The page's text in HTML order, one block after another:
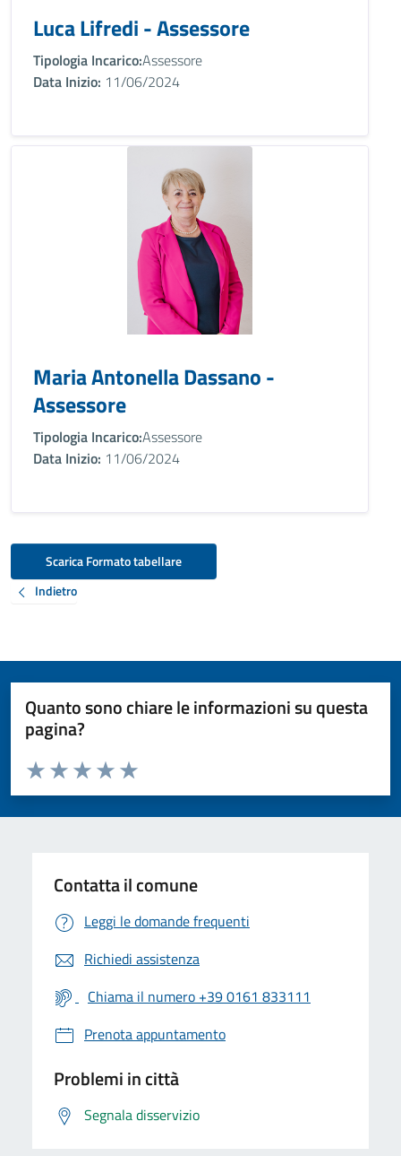
Luca Lifredi - Assessore
Tipologia Incarico:Assessore
Data Inizio: 11/06/2024
Maria Antonella Dassano -
Assessore
Tipologia Incarico:Assessore
Data Inizio: 11/06/2024
Scarica Formato tabellare
Indietro
Quanto sono chiare le informazioni su questa
pagina?
Valuta da 1 a 5 stelle la pagina
Valuta 5 stelle su 5
Valuta 4 stelle su 5
Valuta 3 stelle su 5
Valuta 2 stelle su 5
Valuta 1 stelle su 5
Contatta il comune
Leggi le domande frequenti
Richiedi assistenza
Chiama il numero +39 0161 833111
Prenota appuntamento
Problemi in città
Segnala disservizio